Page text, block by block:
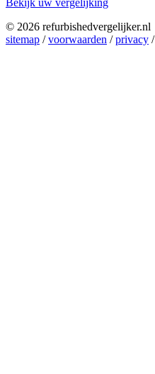
Bekijk uw vergelijking
© 2026 refurbishedvergelijker.nl
sitemap /voorwaarden /privacy /